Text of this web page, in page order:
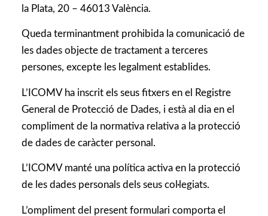
la Plata, 20 – 46013 València.
Queda terminantment prohibida la comunicació de
les dades objecte de tractament a terceres
persones, excepte les legalment establides.
L’ICOMV ha inscrit els seus fitxers en el Registre
General de Protecció de Dades, i està al dia en el
compliment de la normativa relativa a la protecció
de dades de caràcter personal.
L’ICOMV manté una política activa en la protecció
de les dades personals dels seus col·legiats.
L’ompliment del present formulari comporta el